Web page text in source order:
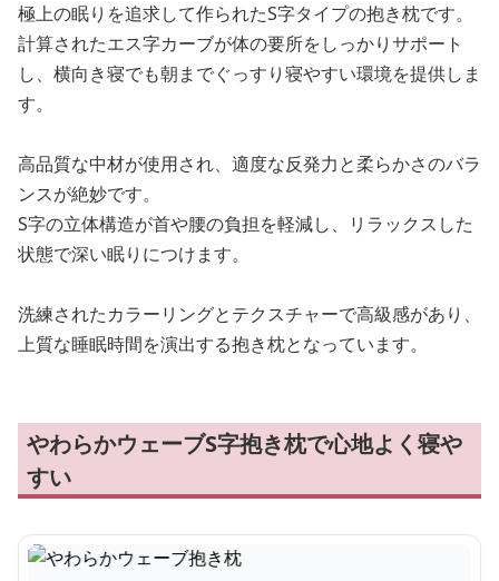
極上の眠りを追求して作られたS字タイプの抱き枕です。
計算されたエス字カーブが体の要所をしっかりサポート
し、横向き寝でも朝までぐっすり寝やすい環境を提供しま
す。
高品質な中材が使用され、適度な反発力と柔らかさのバラ
ンスが絶妙です。
S字の立体構造が首や腰の負担を軽減し、リラックスした
状態で深い眠りにつけます。
洗練されたカラーリングとテクスチャーで高級感があり、
上質な睡眠時間を演出する抱き枕となっています。
やわらかウェーブS字抱き枕で心地よく寝や
すい